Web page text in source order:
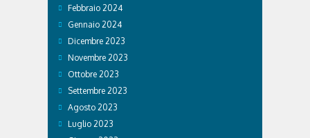
Febbraio 2024
Gennaio 2024
Dicembre 2023
Novembre 2023
Ottobre 2023
Settembre 2023
Agosto 2023
Luglio 2023